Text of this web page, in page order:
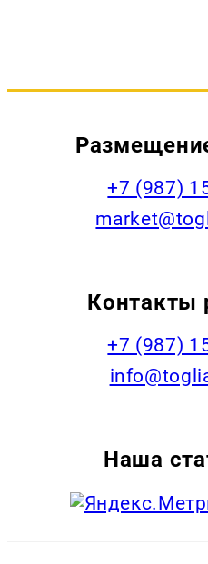
+7 (987)
Контакты
+7 (987)
Наша